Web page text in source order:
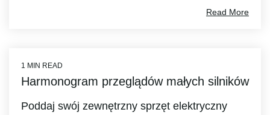
Read More
1 MIN READ
Harmonogram przeglądów małych silników
Poddaj swój zewnętrzny sprzęt elektryczny